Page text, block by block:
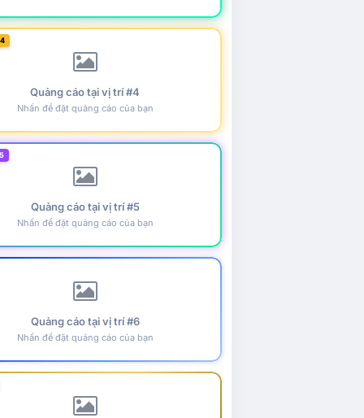
Quảng cáo tại vị trí #4
Nhấn để đặt quảng cáo của bạn
Quảng cáo tại vị trí #5
Nhấn để đặt quảng cáo của bạn
Quảng cáo tại vị trí #6
Nhấn để đặt quảng cáo của bạn